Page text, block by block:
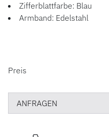
Zifferblattfarbe: Blau
Armband: Edelstahl
Preis
ANFRAGEN